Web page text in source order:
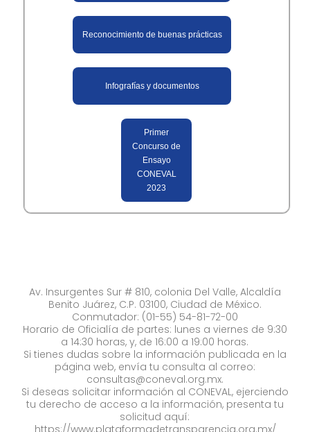
Reconocimiento de buenas prácticas
Infografías y documentos
Primer
Concurso de
Ensayo
CONEVAL
2023
Av. Insurgentes Sur # 810, colonia Del Valle, Alcaldía
Benito Juárez, C.P. 03100, Ciudad de México.
Conmutador: (01-55) 54-81-72-00
Horario de Oficialía de partes: lunes a viernes de 9:30
a 14:30 horas, y, de 16:00 a 19:00 horas.
Si tienes dudas sobre la información publicada en la
página web, envía tu consulta al correo:
consultas@coneval.org.mx.
Si deseas solicitar información al CONEVAL, ejerciendo
tu derecho de acceso a la información, presenta tu
solicitud aquí:
https://www.plataformadetransparencia.org.mx/